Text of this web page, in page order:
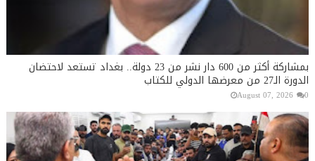
بمشاركة أكثر من 600 دار نشر من 23 دولة.. بغداد تستعد لاحتضان
الدورة الـ27 من معرضها الدولي للكتاب
August 07, 2026 0